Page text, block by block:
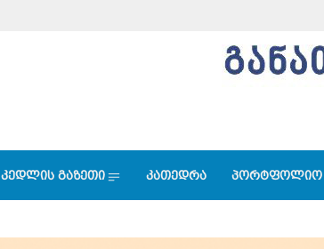
კედლის გაზეთი კათედრა პორტფოლიო